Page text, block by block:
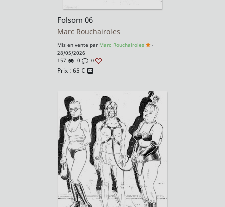
Folsom 06
Marc Rouchairoles
Mis en vente par Marc Rouchairoles
-
28/05/2026
157
0 0
Prix : 65 €